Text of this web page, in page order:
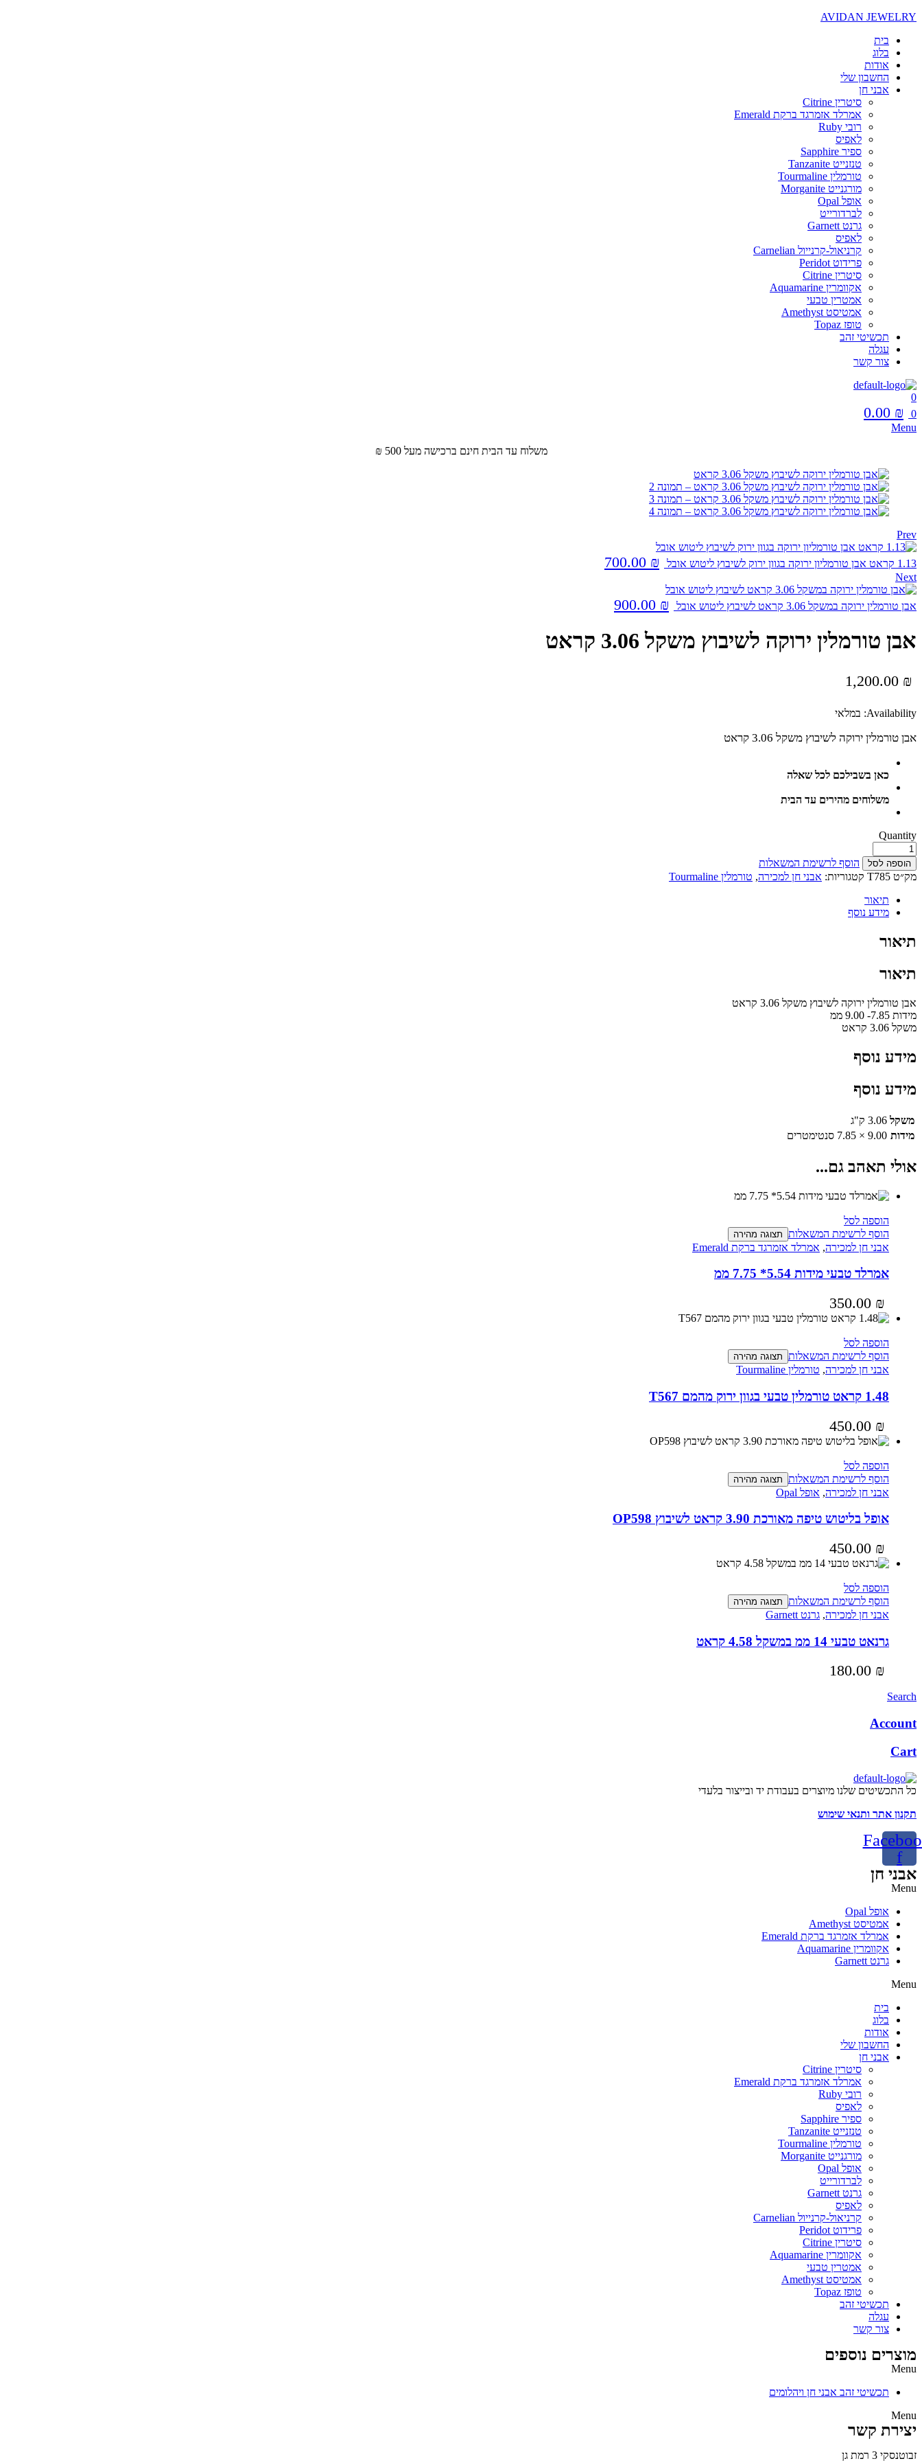
AVIDAN JEWELRY
בית
בלוג
אודות
החשבון שלי
אבני חן
סיטרין Citrine
אמרלד אזמרגד ברקת Emerald
רובי Ruby
לאפיס
ספיר Sapphire
טנזנייט Tanzanite
טורמלין Tourmaline
מורגנייט Morganite
אופל Opal
לברדורייט
גרנט Garnett
לאפיס
קרניאול-קרנייול Carnelian
פרידוט Peridot
סיטרין Citrine
אקוומרין Aquamarine
אמטרין טבעי
אמטיסט Amethyst
טופז Topaz
תכשיטי זהב
עגלה
צור קשר
0
0
0.00 ₪
Menu
משלוח עד הבית חינם ברכישה מעל 500 ₪
Prev
1.13 קראט אבן טורמליון ירוקה בגוון ירוק לשיבוץ ליטוש אובל 700.00 ₪
Next
אבן טורמלין ירוקה במשקל 3.06 קראט לשיבוץ ליטוש אובל 900.00 ₪
אבן טורמלין ירוקה לשיבוץ משקל 3.06 קראט
1,200.00 ₪
Availability: במלאי
אבן טורמלין ירוקה לשיבוץ משקל 3.06 קראט
כאן בשבילכם לכל שאלה
משלוחים מהירים עד הבית
Quantity
הוספה לסל
הוסף לרשימת המשאלות
מק״ט T785 קטגוריות: אבני חן למכירה, טורמלין Tourmaline
תיאור
מידע נוסף
תיאור
תיאור
אבן טורמלין ירוקה לשיבוץ משקל 3.06 קראט
מידות 7.85- 9.00 ממ
משקל 3.06 קראט
מידע נוסף
מידע נוסף
משקל 3.06 ק"ג
מידות 9.00 × 7.85 סנטימטרים
אולי תאהב גם...
הוספה לסל
הוסף לרשימת המשאלות תצוגה מהירה
אבני חן למכירה, אמרלד אזמרגד ברקת Emerald
אמרלד טבעי מידות 5.54* 7.75 ממ
350.00 ₪
הוספה לסל
הוסף לרשימת המשאלות תצוגה מהירה
אבני חן למכירה, טורמלין Tourmaline
1.48 קראט טורמלין טבעי בגוון ירוק מהמם T567
450.00 ₪
הוספה לסל
הוסף לרשימת המשאלות תצוגה מהירה
אבני חן למכירה, אופל Opal
אופל בליטוש טיפה מאורכת 3.90 קראט לשיבוץ OP598
450.00 ₪
הוספה לסל
הוסף לרשימת המשאלות תצוגה מהירה
אבני חן למכירה, גרנט Garnett
גרנאט טבעי 14 ממ במשקל 4.58 קראט
180.00 ₪
Search
Account
Cart
כל התכשיטים שלנו מיוצרים בעבודת יד ובייצור בלעדי
תקנון אתר ותנאי שימוש
f
אבני חן
Menu
אופל Opal
אמטיסט Amethyst
אמרלד אזמרגד ברקת Emerald
אקוומרין Aquamarine
גרנט Garnett
Menu
בית
בלוג
אודות
החשבון שלי
אבני חן
סיטרין Citrine
אמרלד אזמרגד ברקת Emerald
רובי Ruby
לאפיס
ספיר Sapphire
טנזנייט Tanzanite
טורמלין Tourmaline
מורגנייט Morganite
אופל Opal
לברדורייט
גרנט Garnett
לאפיס
קרניאול-קרנייול Carnelian
פרידוט Peridot
סיטרין Citrine
אקוומרין Aquamarine
אמטרין טבעי
אמטיסט Amethyst
טופז Topaz
תכשיטי זהב
עגלה
צור קשר
מוצרים נוספים
Menu
תכשיטי זהב אבני חן ויהלומים
Menu
יצירת קשר
זבוטנסקי 3 רמת גן